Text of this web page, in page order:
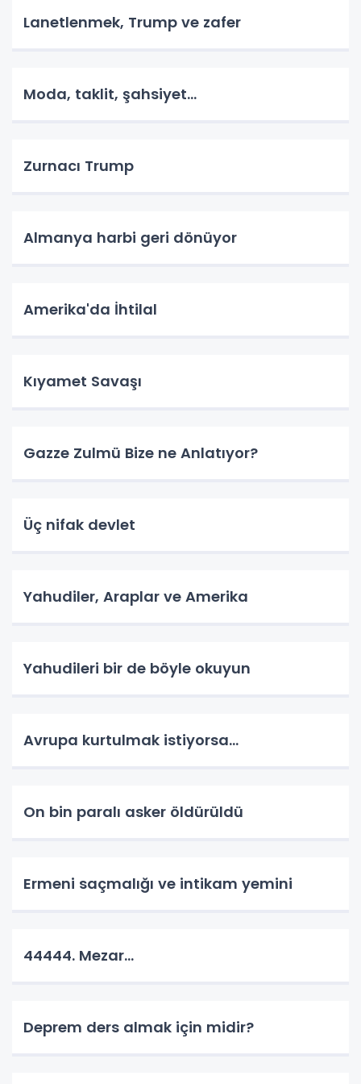
Lanetlenmek, Trump ve zafer
Moda, taklit, şahsiyet...
Zurnacı Trump
Almanya harbi geri dönüyor
Amerika'da İhtilal
Kıyamet Savaşı
Gazze Zulmü Bize ne Anlatıyor?
Üç nifak devlet
Yahudiler, Araplar ve Amerika
Yahudileri bir de böyle okuyun
Avrupa kurtulmak istiyorsa...
On bin paralı asker öldürüldü
Ermeni saçmalığı ve intikam yemini
44444. Mezar...
Deprem ders almak için midir?